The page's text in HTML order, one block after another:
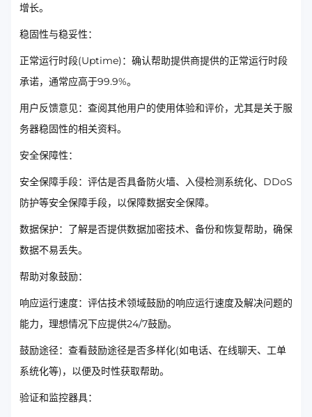
增长。
稳固性与稳妥性：
正常运行时段(Uptime)：确认帮助提供商提供的正常运行时段
承诺，通常应高于99.9%。
用户反馈意见：查阅其他用户的使用体验和评价，尤其是关于服
务器稳固性的相关资料。
安全保障性：
安全保障手段：评估是否具备防火墙、入侵检测系统化、DDoS
防护等安全保障手段，以保障数据安全保障。
数据保护：了解是否提供数据加密技术、备份和恢复帮助，确保
数据不易丢失。
帮助对象鼓励：
响应运行速度：评估技术领域鼓励的响应运行速度及解决问题的
能力，理想情况下应提供24/7鼓励。
鼓励途径：查看鼓励途径是否多样化(如电话、在线聊天、工单
系统化等)，以便及时性获取帮助。
验证和监控器具：